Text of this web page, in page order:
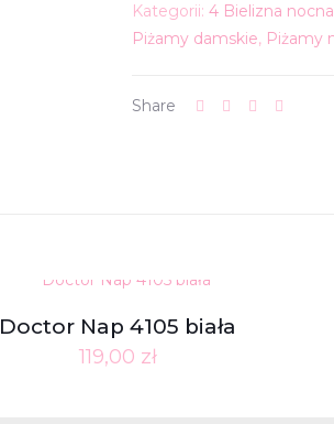
Kategorii: 4 Bielizna nocna
Piżamy damskie, Piżamy
Share
Doctor Nap 4105 biała
119,00 zł